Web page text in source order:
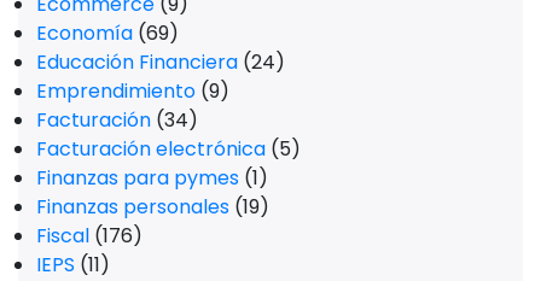
Economía (69)
Educación Financiera (24)
Emprendimiento (9)
Facturación (34)
Facturación electrónica (5)
Finanzas para pymes (1)
Finanzas personales (19)
Fiscal (176)
IEPS (11)